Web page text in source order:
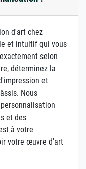
d'art chez
et intuitif qui vous
selon
déterminez la
et
Nous
et des
à votre
votre œuvre d'art